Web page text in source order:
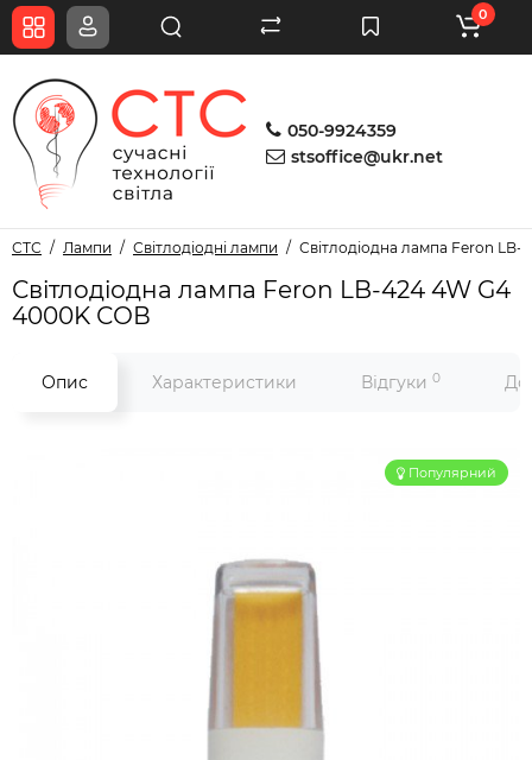
050-9924359
stsoffice@ukr.net
0
СТС Лампи Світлодіодні лампи Світлодіодна лампа Feron
Світлодіодна лампа Feron LB-424 4W G4
4000K СОВ
Опис Характеристики Відгуки 0
Популярний